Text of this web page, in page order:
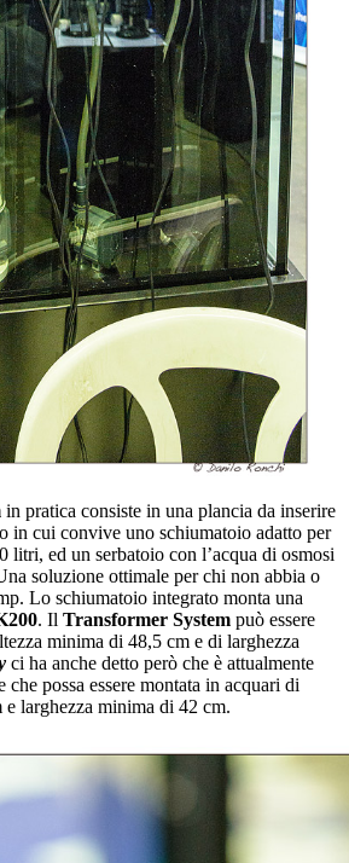
in pratica consiste in una plancia da inserire
in cui convive uno schiumatoio adatto per
litri, ed un serbatoio con l’acqua di osmosi
soluzione ottimale per chi non abbia o
Lo schiumatoio integrato monta una
. Il Transformer System può essere
minima di 48,5 cm e di larghezza
ci ha anche detto però che è attualmente
possa essere montata in acquari di
larghezza minima di 42 cm.